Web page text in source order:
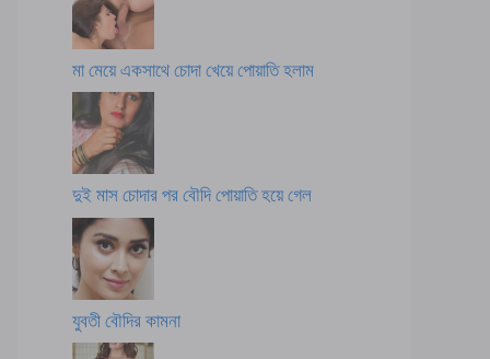
মা মেয়ে একসাথে চোদা খেয়ে পোয়াতি হলাম
দুই মাস চোদার পর বৌদি পোয়াতি হয়ে গেল
যুবতী বৌদির কামনা